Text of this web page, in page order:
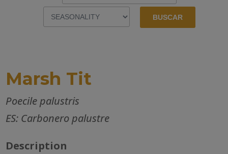
Marsh Tit
Poecile palustris
ES: Carbonero palustre
Description